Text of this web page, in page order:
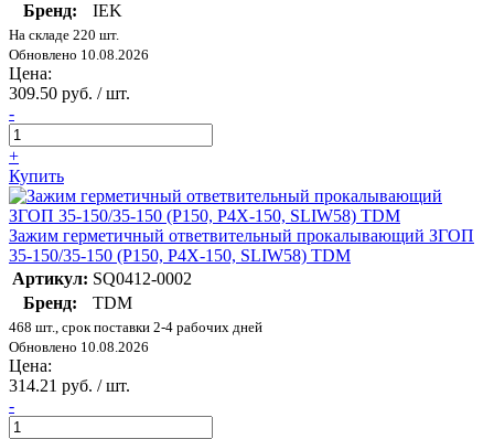
Бренд:
IEK
На складе 220 шт.
Обновлено 10.08.2026
Цена:
309.50 руб. / шт.
-
+
Купить
Зажим герметичный ответвительный прокалывающий ЗГОП
35-150/35-150 (Р150, Р4Х-150, SLIW58) TDM
Артикул: SQ0412-0002
Бренд:
TDM
468 шт., срок поставки 2-4 рабочих дней
Обновлено 10.08.2026
Цена:
314.21 руб. / шт.
-